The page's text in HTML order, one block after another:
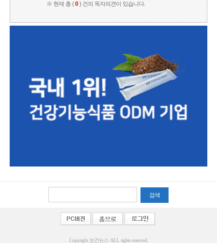
※ 현재 총 (0) 건의 독자의견이 있습니다.
검색
Copyright 보건뉴스 ALL rights reserved.